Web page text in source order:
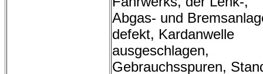
Abgas- und
defekt, Kardanwelle
ausgeschlagen,
Gebrauchsspuren,